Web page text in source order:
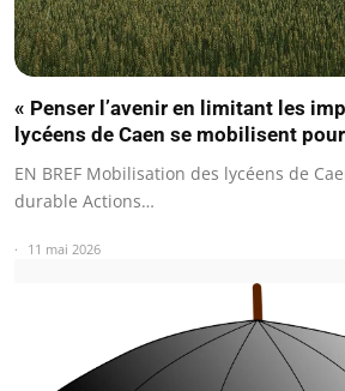
« Penser l’avenir en limitant les
lycéens de Caen se mobilisent
EN BREF Mobilisation des lycéens de
durable Actions…
11 mai 2026